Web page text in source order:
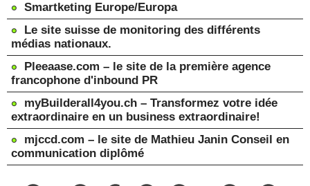
Smartketing Europe/Europa
Le site suisse de monitoring des différents
médias nationaux.
Pleeaase.com – le site de la première agence
francophone d'inbound PR
myBuilderall4you.ch – Transformez votre idée
extraordinaire en un business extraordinaire!
mjccd.com – le site de Mathieu Janin Conseil en
communication diplômé